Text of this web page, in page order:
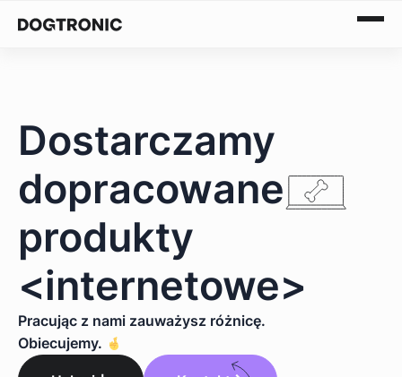
content
Dostarczamy
dopracowane
produkty
<internetowe>
Pracując z nami zauważysz różnicę.
Obiecujemy.